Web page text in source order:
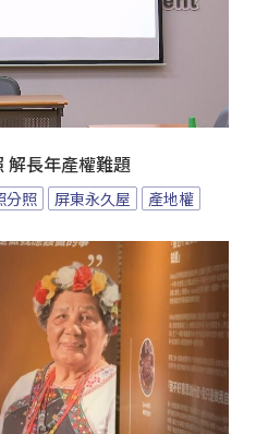
解長年產權難題
分照 屏東永久屋 產地權